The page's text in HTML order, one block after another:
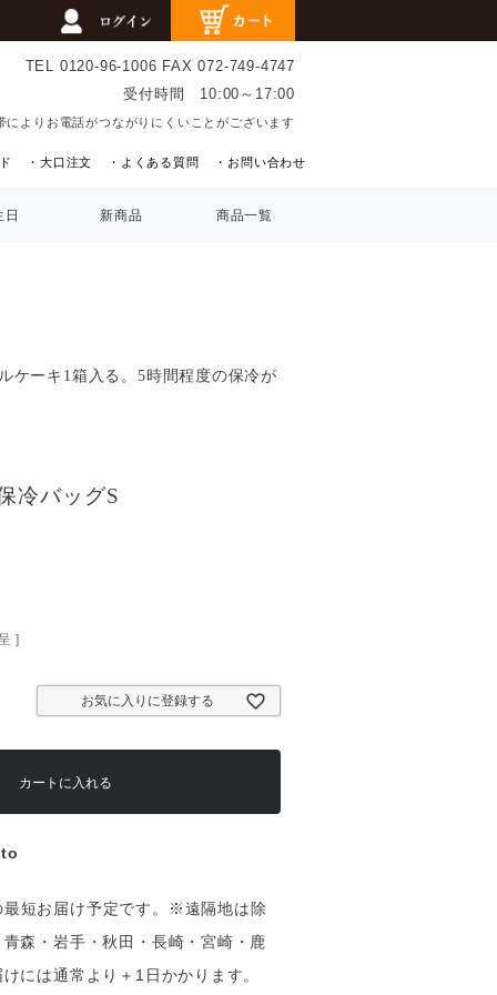
TEL 0120-96-1006 FAX 072-749-4747
受付時間 10:00～17:00
よりお電話がつながりにくいことがございます
・大口注文 ・よくある質問 ・お問い合わせ
日 新商品 商品一覧
ケーキ1箱入る。5時間程度の保冷が
冷バッグS
]
お気に入りに登録する
カートに入れる
短お届け予定です。※遠隔地は除
森・岩手・秋田・長崎・宮崎・鹿
には通常より＋1日かかります。